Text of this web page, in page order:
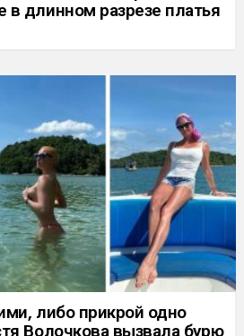
в длинном разрезе платья
либо прикрой одно